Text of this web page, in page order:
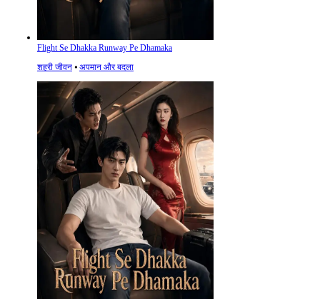
Flight Se Dhakka Runway Pe Dhamaka
शहरी जीवन ⦁ अपमान और बदला